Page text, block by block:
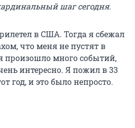
шаг сегодня.
в США. Тогда я сбежал
что меня не пустят в
произошло много событий,
интересно. Я пожил в 33
год, и это было непросто.